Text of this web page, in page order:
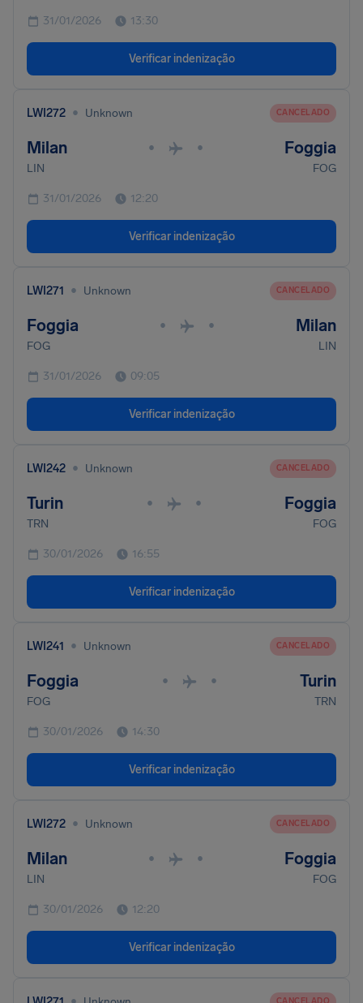
31/01/2026 13:30
Verificar indenização
LWI272 • Unknown CANCELADO
Milan • • Foggia
LIN FOG
31/01/2026 12:20
Verificar indenização
LWI271 • Unknown CANCELADO
Foggia • • Milan
FOG LIN
31/01/2026 09:05
Verificar indenização
LWI242 • Unknown CANCELADO
Turin • • Foggia
TRN FOG
30/01/2026 16:55
Verificar indenização
LWI241 • Unknown CANCELADO
Foggia • • Turin
FOG TRN
30/01/2026 14:30
Verificar indenização
LWI272 • Unknown CANCELADO
Milan • • Foggia
LIN FOG
30/01/2026 12:20
Verificar indenização
CANCELADO